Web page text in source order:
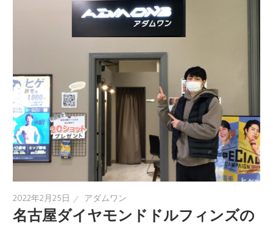
2022年2月25日 アダムワン
名古屋ダイヤモンドドルフィンズの